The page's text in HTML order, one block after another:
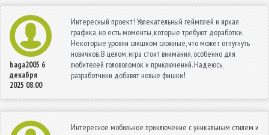
baga2005 6
декабря
2025 08:00
Интересный проект! Увлекательный геймплей и яркая
графика, но есть моменты, которые требуют доработки.
Некоторые уровни слишком сложные, что может отпугнуть
новичков. В целом, игра стоит внимания, особенно для
любителей головоломок и приключений. Надеюсь,
разработчики добавят новые фишки!
Интересное мобильное приключение с уникальным стилем и